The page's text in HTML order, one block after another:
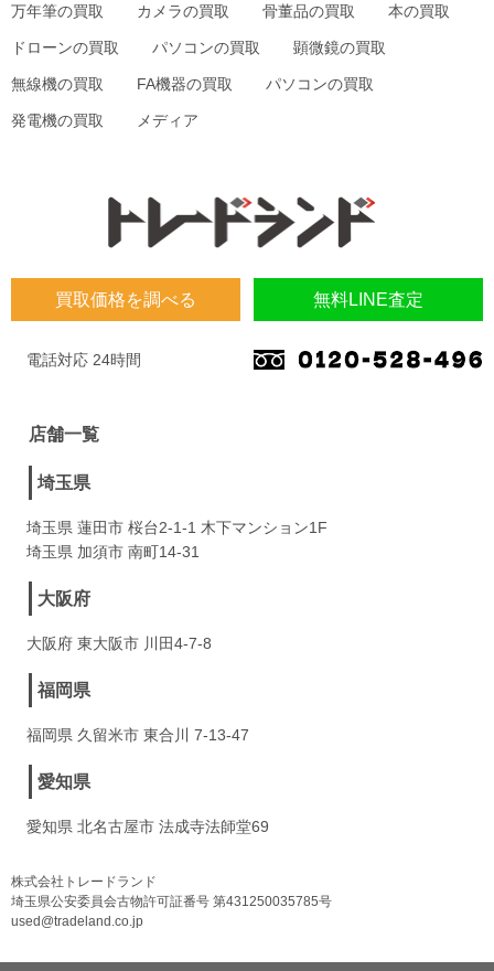
買取価格を調べる 無料LINE査定
電話対応 24時間
店舗一覧
埼玉県
埼玉県 蓮田市 桜台2-1-1 木下マンション1F
埼玉県 加須市 南町14-31
大阪府
大阪府 東大阪市 川田4-7-8
福岡県
福岡県 久留米市 東合川 7-13-47
愛知県
愛知県 北名古屋市 法成寺法師堂69
株式会社トレードランド
埼玉県公安委員会古物許可証番号 第431250035785号
used@tradeland.co.jp
万年筆の買取 カメラの買取 骨董品の買取 本の買取
ドローンの買取 パソコンの買取 顕微鏡の買取
無線機の買取 FA機器の買取 パソコンの買取
発電機の買取 メディア